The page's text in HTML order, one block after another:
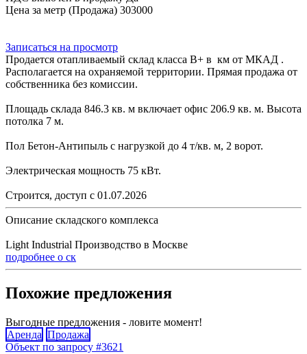
Цена за метр (Продажа) 303000
Записаться на просмотр
Продается отапливаемый склад класса B+ в км от МКАД .
Располагается на охраняемой территории. Прямая продажа от
собственника без комиссии.
Площадь склада 846.3 кв. м включает офис 206.9 кв. м. Высота
потолка 7 м.
Пол Бетон-Антипыль с нагрузкой до 4 т/кв. м, 2 ворот.
Электрическая мощность 75 кВт.
Строится, доступ с 01.07.2026
Описание складского комплекса
Light Industrial Производство в Москве
подробнее о ск
Похожие предложения
Выгодные предложения - ловите момент!
Аренда Продажа
Объект по запросу #3621